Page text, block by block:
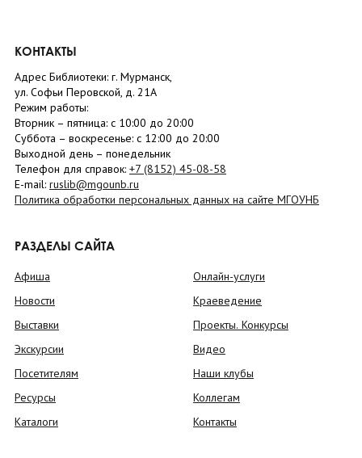
КОНТАКТЫ
Адрес Библиотеки: г. Мурманск,
ул. Софьи Перовской, д. 21А
Режим работы:
Вторник – пятница: с 10:00 до 20:00
Суббота – воскресенье: c 12:00 до 20:00
Выходной день – понедельник
Телефон для справок: +7 (8152) 45-08-58
E-mail: ruslib@mgounb.ru
Политика обработки персональных данных на сайте МГОУНБ
РАЗДЕЛЫ САЙТА
Афиша
Новости
Выставки
Экскурсии
Посетителям
Ресурсы
Каталоги
Онлайн-услуги
Краеведение
Проекты. Конкурсы
Видео
Наши клубы
Коллегам
Контакты